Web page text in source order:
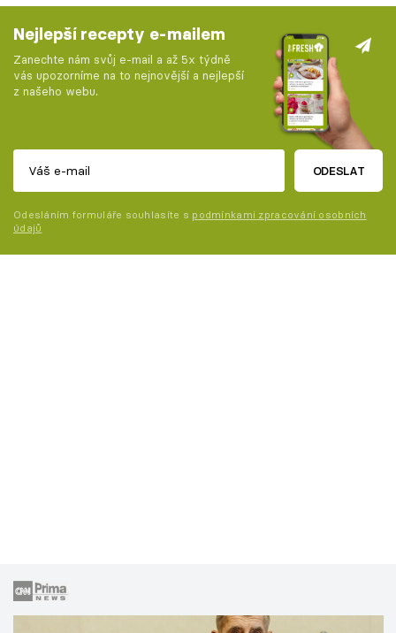
Nejlepší recepty e-mailem
Zanechte nám svůj e-mail a až 5x týdně
vás upozorníme na to nejnovější a nejlepší
z našeho webu.
ODESLAT
Odesláním formuláře souhlasíte s podmínkami zpracování osobních
údajů